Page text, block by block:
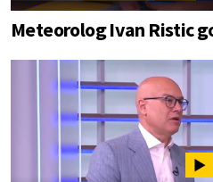
Meteorolog Ivan Ristic